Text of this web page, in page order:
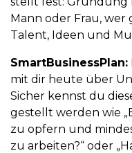
Mann oder Frau,
Talent, Ideen und
SmartBusinessPlan:
mit dir heute über
Sicher kennst du
gestellt werden wie
zu opfern und
zu arbeiten?“ oder